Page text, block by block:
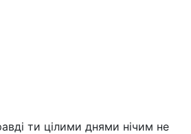
ти цілими днями нічим не